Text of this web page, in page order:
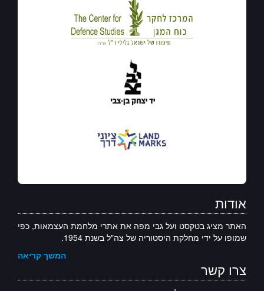
אודות
האתר מציג בטקסט ועל גבי מפה את אתרי מלחמת העצמאות, כפי
שמופו על ידי מחלקת היסטוריה של צה"ל בשנת 1954.
המשך קריאה
צרו קשר